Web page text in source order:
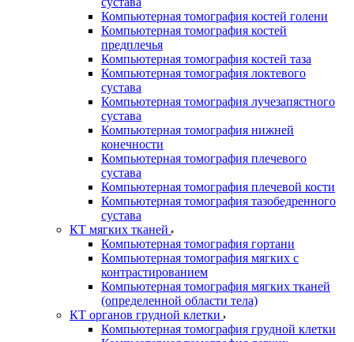
Компьютерная томография костей голени
Компьютерная томография костей
предплечья
Компьютерная томография костей таза
Компьютерная томография локтевого
сустава
Компьютерная томография лучезапястного
сустава
Компьютерная томография нижней
конечности
Компьютерная томография плечевого
сустава
Компьютерная томография плечевой кости
Компьютерная томография тазобедренного
сустава
КТ мягких тканей
Компьютерная томография гортани
Компьютерная томография мягких с
контрастированием
Компьютерная томография мягких тканей
(определенной области тела)
КТ органов грудной клетки
Компьютерная томография грудной клетки